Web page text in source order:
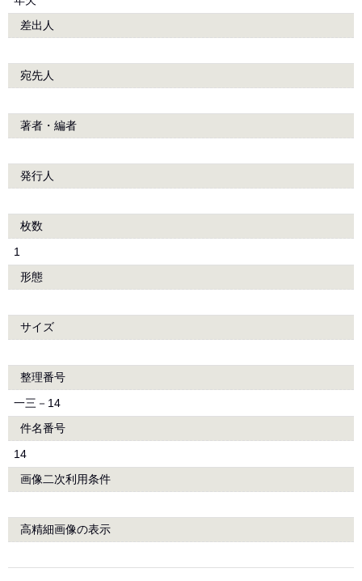
差出人
宛先人
著者・編者
発行人
枚数
1
形態
サイズ
整理番号
一三－14
件名番号
14
画像二次利用条件
高精細画像の表示